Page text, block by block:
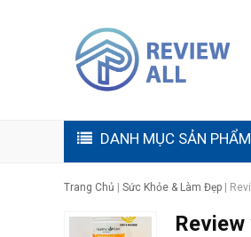
DANH MỤC SẢN PHẨM
Trang Chủ Sức Khỏe & Làm Đẹp